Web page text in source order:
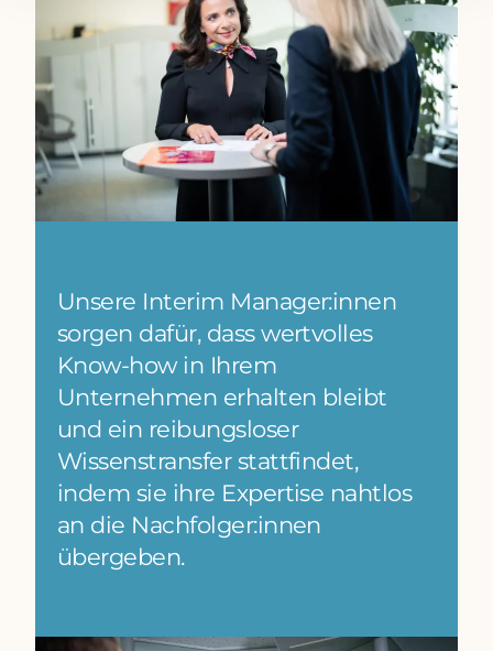
Unsere Interim Manager:innen
sorgen dafür, dass wertvolles
Know-how in Ihrem
Unternehmen erhalten bleibt
und ein reibungsloser
Wissenstransfer stattfindet,
indem sie ihre Expertise nahtlos
an die Nachfolger:innen
übergeben.